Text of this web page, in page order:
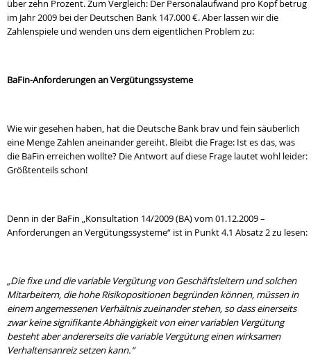
über zehn Prozent. Zum Vergleich: Der Personalaufwand pro Kopf betrug
im Jahr 2009 bei der Deutschen Bank 147.000 €. Aber lassen wir die
Zahlenspiele und wenden uns dem eigentlichen Problem zu:
BaFin-Anforderungen an Vergütungssysteme
Wie wir gesehen haben, hat die Deutsche Bank brav und fein säuberlich
eine Menge Zahlen aneinander gereiht. Bleibt die Frage: Ist es das, was
die BaFin erreichen wollte? Die Antwort auf diese Frage lautet wohl leider:
Größtenteils schon!
Denn in der BaFin „Konsultation 14/2009 (BA) vom 01.12.2009 –
Anforderungen an Vergütungssysteme“ ist in Punkt 4.1 Absatz 2 zu lesen:
„Die fixe und die variable Vergütung von Geschäftsleitern und solchen
Mitarbeitern, die hohe Risikopositionen begründen können, müssen in
einem angemessenen Verhältnis zueinander stehen, so dass einerseits
zwar keine signifikante Abhängigkeit von einer variablen Vergütung
besteht aber andererseits die variable Vergütung einen wirksamen
Verhaltensanreiz setzen kann.“